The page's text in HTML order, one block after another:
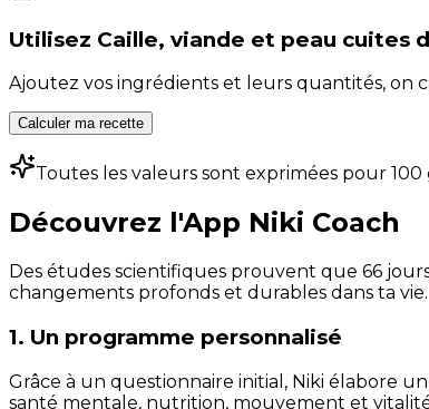
Utilisez Caille, viande et peau cuites
Ajoutez vos ingrédients et leurs quantités, on
Calculer ma recette
Toutes les valeurs sont exprimées pour 100
Découvrez l'App Niki Coach
Des études scientifiques prouvent que 66
changements profonds et durables dans ta vie.
1. Un programme personnalisé
Grâce à un questionnaire initial, Niki élabore
santé mentale, nutrition, mouvement et